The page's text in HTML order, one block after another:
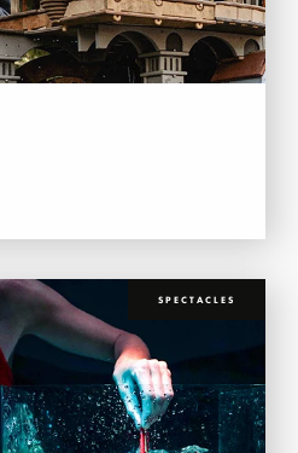
SPECTACLES